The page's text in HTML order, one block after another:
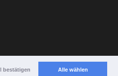
bestätigen Alle wählen